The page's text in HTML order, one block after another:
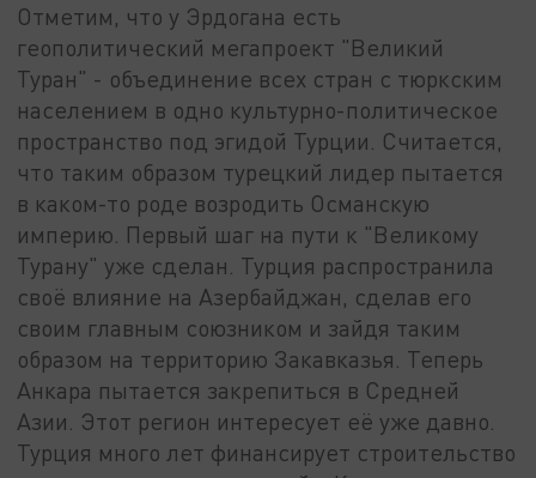
Отметим, что у Эрдогана есть
геополитический мегапроект "Великий
Туран" - объединение всех стран с тюркским
населением в одно культурно-политическое
пространство под эгидой Турции. Считается,
что таким образом турецкий лидер пытается
в каком-то роде возродить Османскую
империю. Первый шаг на пути к "Великому
Турану" уже сделан. Турция распространила
своё влияние на Азербайджан, сделав его
своим главным союзником и зайдя таким
образом на территорию Закавказья. Теперь
Анкара пытается закрепиться в Средней
Азии. Этот регион интересует её уже давно.
Турция много лет финансирует строительство